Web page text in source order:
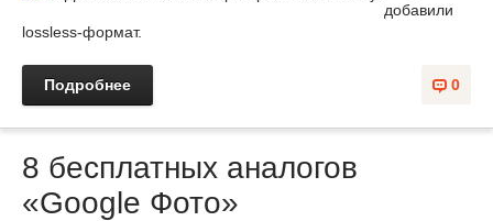
добавили
lossless-формат.
0
Подробнее
8 бесплатных аналогов
«Google Фото»